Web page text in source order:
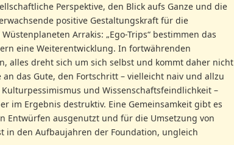
Perspektive, den Blick aufs Ganze und die
positive Gestaltungskraft für die
Arrakis: „Ego-Trips“ bestimmen das
eine Weiterentwicklung. In fortwährenden
alles dreht sich um sich selbst und kommt daher nicht
das Gute, den Fortschritt – vielleicht naiv und allzu
und Wissenschaftsfeindlichkeit –
im Ergebnis destruktiv. Eine Gemeinsamkeit gibt es
Entwürfen ausgenutzt und für die Umsetzung von
in den Aufbaujahren der Foundation, ungleich